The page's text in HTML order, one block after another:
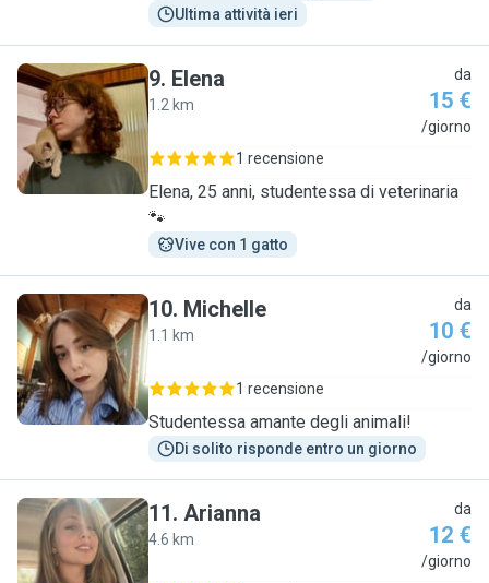
Ultima attività ieri
E
9. Elena
1.2 km
da
15 €
/giorno
1 recensione
Elena, 25 anni, studentessa di veterinaria
🐾
Vive con 1 gatto
M
10. Michelle
1.1 km
da
10 €
/giorno
1 recensione
Studentessa amante degli animali!
Di solito risponde entro un giorno
A
11. Arianna
4.6 km
da
12 €
/giorno